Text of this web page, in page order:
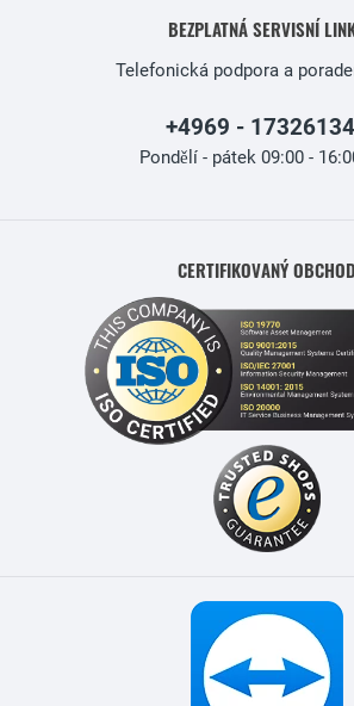
BEZPLATNÁ SERVISNÍ
Telefonická podpora a
+4969 -
Pondělí - pátek 09:00 -
CERTIFIKOVANÝ OBCHOD